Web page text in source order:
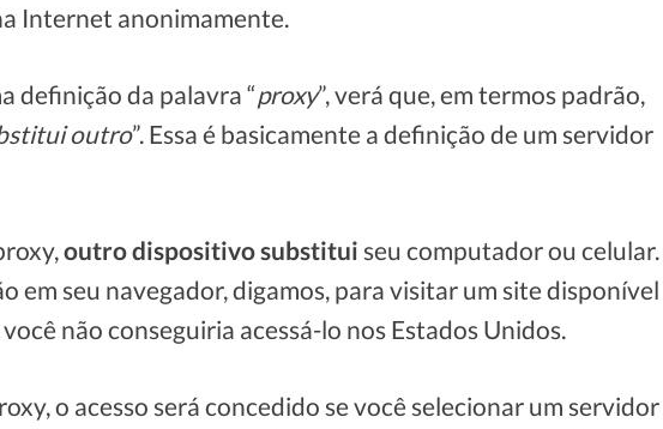
Internet anonimamente.
definição da palavra “proxy”, verá que, em termos padrão,
outro”. Essa é basicamente a definição de um servidor
outro dispositivo substitui seu computador ou celular.
em seu navegador, digamos, para visitar um site disponível
não conseguiria acessá-lo nos Estados Unidos.
o acesso será concedido se você selecionar um servidor